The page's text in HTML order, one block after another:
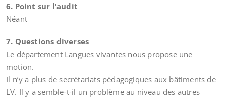
6. Point sur l’audit
Néant
7. Questions diverses
Le département Langues vivantes nous propose une
motion.
Il n’y a plus de secrétariats pédagogiques aux bâtiments de
LV. Il y a semble-t-il un problème au niveau des autres